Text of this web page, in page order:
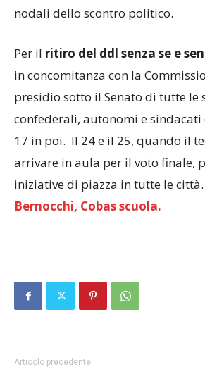
nodali dello scontro politico.
Per il ritiro del ddl senza se e
in concomitanza con la
presidio sotto il Senato di tutte le
confederali, autonomi e sindacati
17 in poi. Il 24 e il 25, quando il
arrivare in aula per il voto finale,
iniziative di piazza in tutte le città.
Bernocchi, Cobas scuola.
Articolo precedente